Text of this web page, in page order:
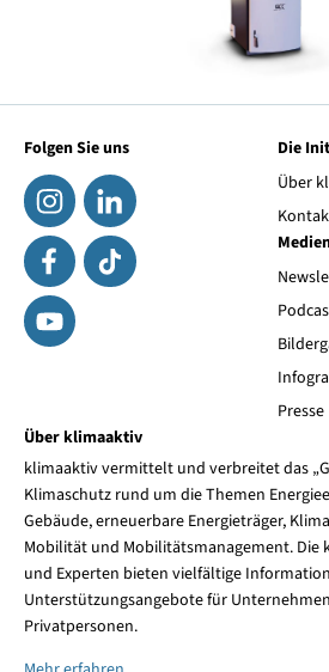
Folgen Sie uns
Die
Über
Presse
Über klimaaktiv
klimaaktiv vermittelt und verbreitet das
Klimaschutz rund um die Themen
Gebäude, erneuerbare Energieträger,
Mobilität und Mobilitätsmanagement. Die
und Experten bieten vielfältige
Unterstützungsangebote für
Privatpersonen.